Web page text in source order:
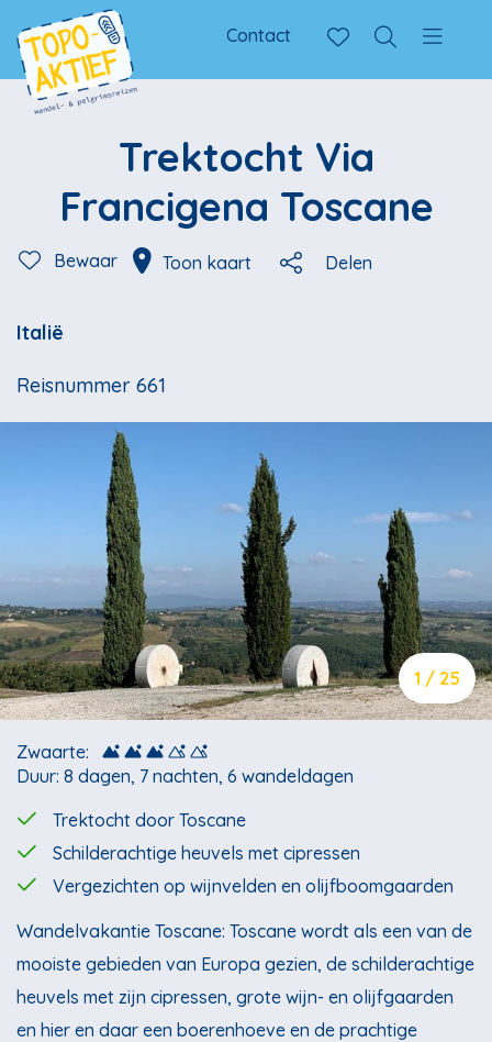
Contact
Trektocht Via
Francigena Toscane
Bewaar Toon kaart Delen
Italië
Reisnummer 661
1 / 25
Zwaarte:
Duur: 8 dagen, 7 nachten, 6 wandeldagen
Trektocht door Toscane
Schilderachtige heuvels met cipressen
Vergezichten op wijnvelden en olijfboomgaarden
Wandelvakantie Toscane: Toscane wordt als een van de
mooiste gebieden van Europa gezien, de schilderachtige
heuvels met zijn cipressen, grote wijn- en olijfgaarden
en hier en daar een boerenhoeve en de prachtige